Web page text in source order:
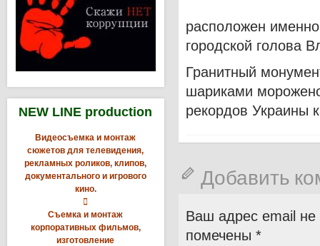
NEW LINE production
Видеосъемка и монтаж
сюжетов для телевидения,
рекламных роликов, клипов,
документального и игрового
кино.

Съемка и монтаж
корпоративных фильмов,
изготовление
расположен
городской голова
Гранитный
шариками
рекордов Украины
Добавить
Ваш адрес email не
помечены *